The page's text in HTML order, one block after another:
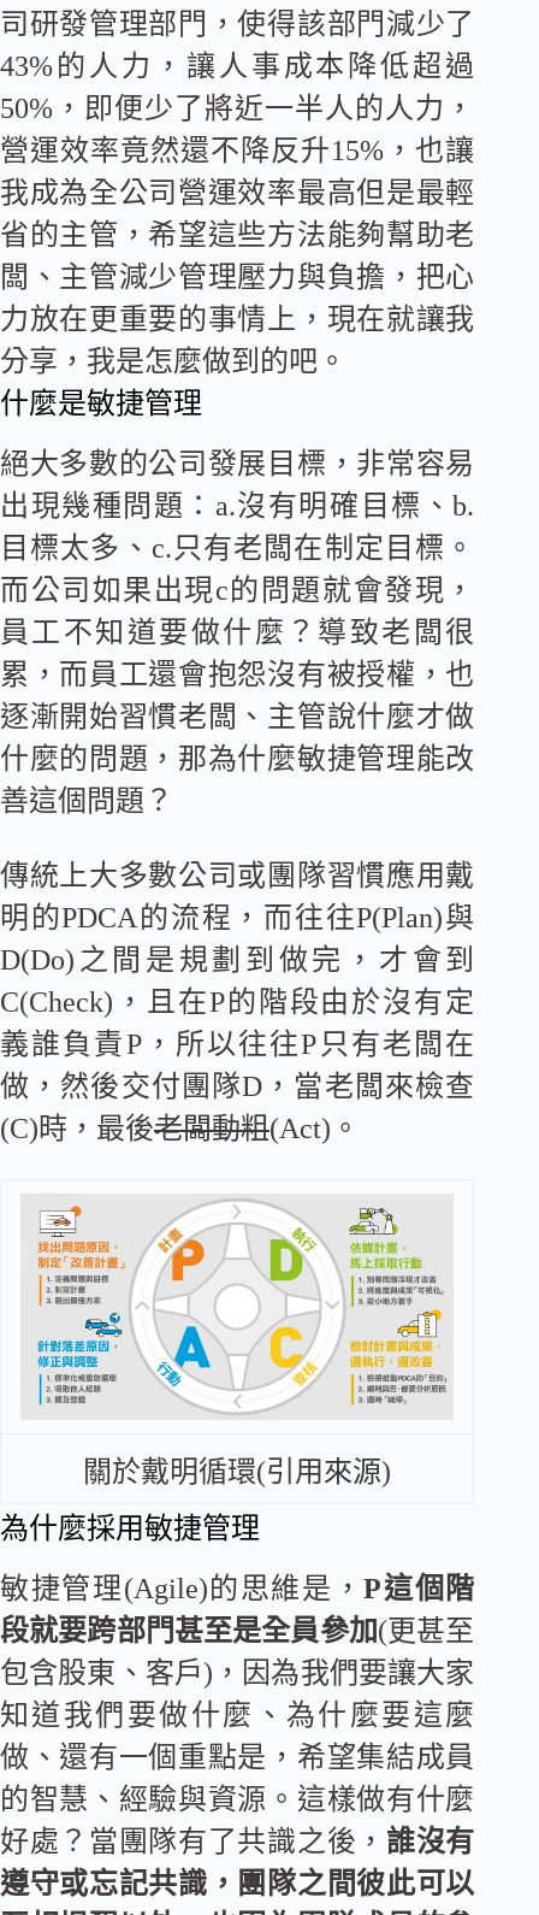
司研發管理部門，使得該部門減少了
43%的人力，讓人事成本降低超過
50%，即便少了將近一半人的人力，
營運效率竟然還不降反升15%，也讓
我成為全公司營運效率最高但是最輕
省的主管，希望這些方法能夠幫助老
闆、主管減少管理壓力與負擔，把心
力放在更重要的事情上，現在就讓我
分享，我是怎麼做到的吧。
什麼是敏捷管理
絕大多數的公司發展目標，非常容易
出現幾種問題：a.沒有明確目標、b.
目標太多、c.只有老闆在制定目標。
而公司如果出現c的問題就會發現，
員工不知道要做什麼？導致老闆很
累，而員工還會抱怨沒有被授權，也
逐漸開始習慣老闆、主管說什麼才做
什麼的問題，那為什麼敏捷管理能改
善這個問題？
傳統上大多數公司或團隊習慣應用戴
明的PDCA的流程，而往往P(Plan)與
D(Do)之間是規劃到做完，才會到
C(Check)，且在P的階段由於沒有定
義誰負責P，所以往往P只有老闆在
做，然後交付團隊D，當老闆來檢查
(C)時，最後老闆動粗(Act)。
關於戴明循環(引用來源)
為什麼採用敏捷管理
敏捷管理(Agile)的思維是，P這個階
段就要跨部門甚至是全員參加(更甚至
包含股東、客戶)，因為我們要讓大家
知道我們要做什麼、為什麼要這麼
做、還有一個重點是，希望集結成員
的智慧、經驗與資源。這樣做有什麼
好處？當團隊有了共識之後， 誰沒有
遵守或忘記共識，團隊之間彼此可以